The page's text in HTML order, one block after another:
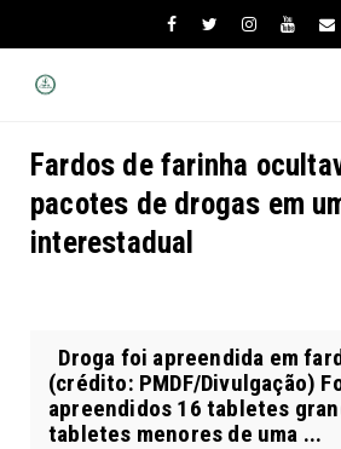
Fardos de farinha
pacotes de drogas em
interestadual
Droga foi apreendida em
(crédito: PMDF/Divulgação)
apreendidos 16 tabletes
tabletes menores de uma ...